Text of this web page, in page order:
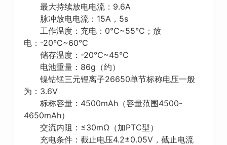
最大持续放电电流：9.6A
脉冲放电电流：15A，5s
工作温度：充电：0°C~55°C；放
电：-20°C~60°C
储存温度：-20°C~45°C
电池重量：86g（约）
镍钴锰三元锂离子26650单节标称电压一般
为：3.6V
标称容量：4500mAh（容量范围4500-
4650mAh）
交流内阻：≤30mΩ（加PTC型）
充电条件：截止电压4.2±0.05V，截止电流